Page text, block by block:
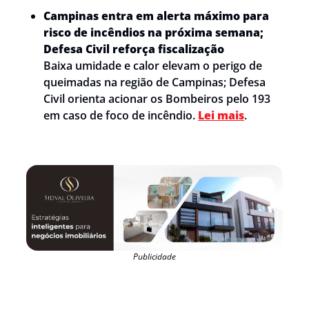
Campinas entra em alerta máximo para
risco de incêndios na próxima semana;
Defesa Civil reforça fiscalização
Baixa umidade e calor elevam o perigo de
queimadas na região de Campinas; Defesa
Civil orienta acionar os Bombeiros pelo 193
em caso de foco de incêndio. Lei mais.
Publicidade